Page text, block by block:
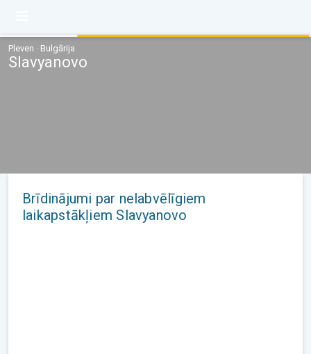
Pleven · Bulgārija
Slavyanovo
Brīdinājumi par nelabvēlīgiem
laikapstākļiem Slavyanovo